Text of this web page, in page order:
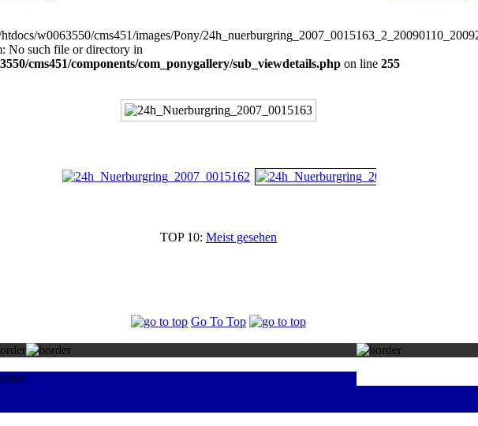
w0063550/cms451/images/Pony/
No such file or directory in
cms451/components/com_ponygallery/sub_viewdetails.phpon line 255
TOP 10: Meist gesehen
Go To Top